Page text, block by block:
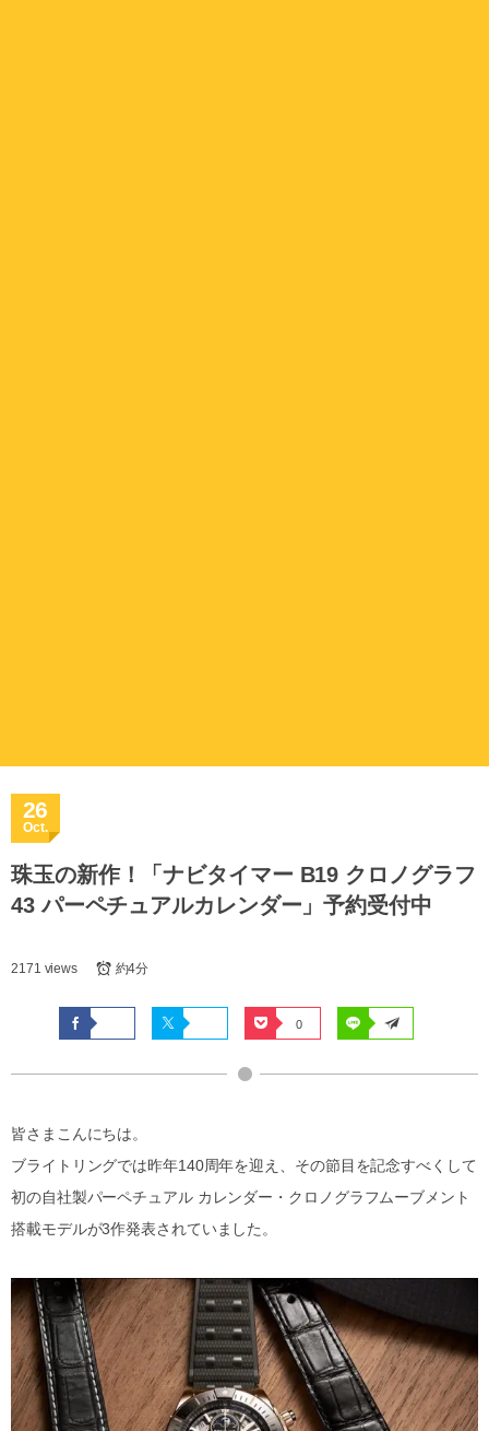
26
Oct.
珠玉の新作！「ナビタイマー B19 クロノグラフ
43 パーペチュアルカレンダー」予約受付中
2171 views 約4分
0
皆さまこんにちは。
ブライトリングでは昨年140周年を迎え、その節目を記念すべくして
初の自社製パーペチュアル カレンダー・クロノグラフムーブメント
搭載モデルが3作発表されていました。